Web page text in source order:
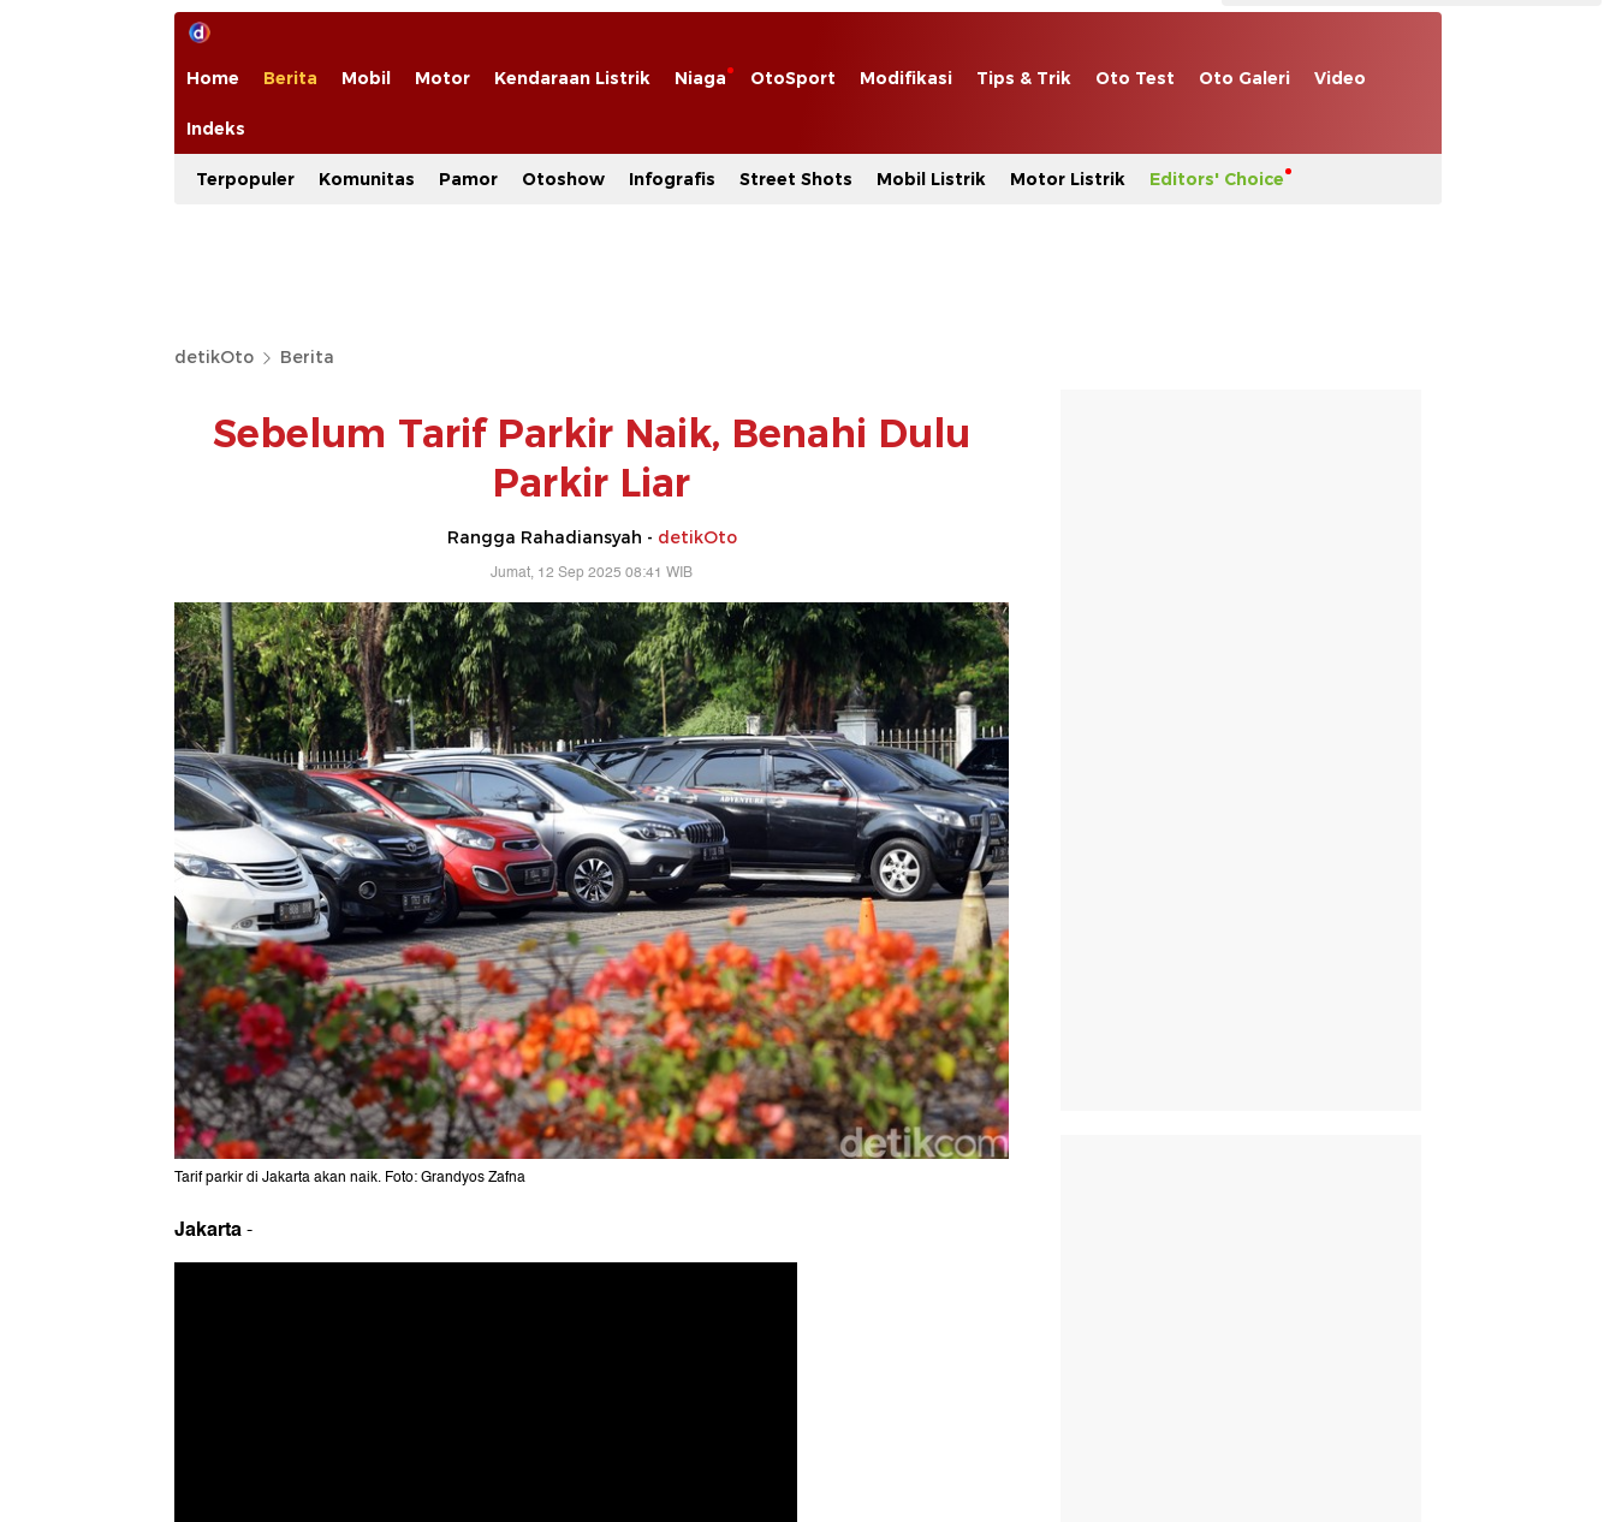
Home Berita Mobil Motor Kendaraan Listrik Niaga OtoSport Modifikasi Tips & Trik Oto Test Oto Galeri Video
Indeks
Terpopuler Komunitas Pamor Otoshow Infografis Street Shots Mobil Listrik Motor Listrik Editors' Choice
detikOto Berita
Sebelum Tarif Parkir Naik, Benahi Dulu
Parkir Liar
Rangga Rahadiansyah - detikOto
Jumat, 12 Sep 2025 08:41 WIB
Tarif parkir di Jakarta akan naik. Foto: Grandyos Zafna
Jakarta-